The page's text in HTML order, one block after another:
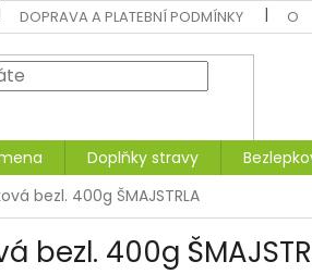
DOPRAVA A PLATEBNÍ PODMÍNKY
Doplňky stravy
bezl. 400g ŠMAJSTRLA
bezl. 400g